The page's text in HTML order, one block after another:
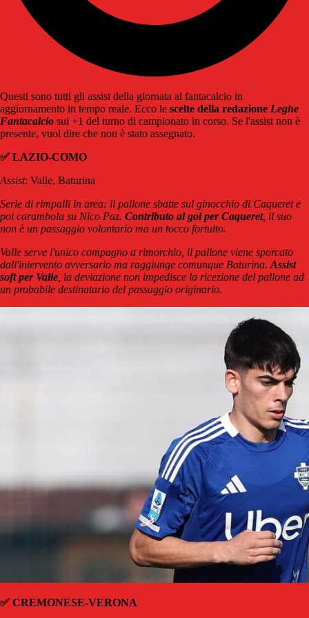
Questi sono tutti gli assist della giornata al fantacalcio in
aggiornamento in tempo reale. Ecco le scelte della redazione Leghe
Fantacalcio sui +1 del turno di campionato in corso. Se l'assist non è
presente, vuol dire che non è stato assegnato.
✅ LAZIO-COMO
Assist: Valle, Baturina
Serie di rimpalli in area: il pallone sbatte sul ginocchio di Caqueret e
poi carambola su Nico Paz. Contributo al gol per Caqueret, il suo
non è un passaggio volontario ma un tocco fortuito.
Valle serve l'unico compagno a rimorchio, il pallone viene sporcato
dall'intervento avversario ma raggiunge comunque Baturina. Assist
soft per Valle , la deviazione non impedisce la ricezione del pallone ad
un probabile destinatario del passaggio originario.
✅ CREMONESE-VERONA